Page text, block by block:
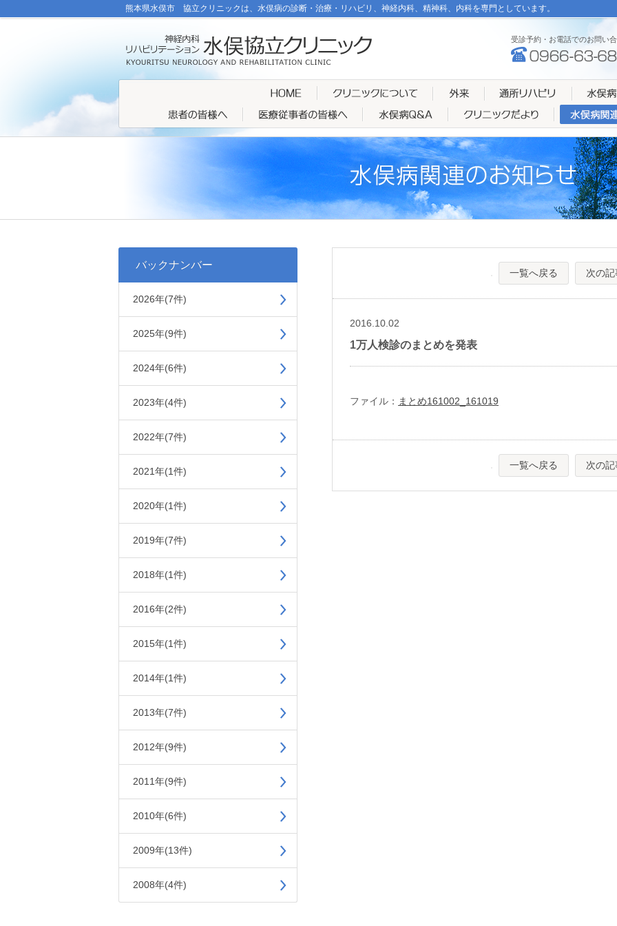
熊本県水俣市 協立クリニックは、水俣病の診断・治療・リハビリ、神経内科、精神科、内科を専門としています。
受診予約・お電話でのお問い
バックナンバー
2026年(7件)
2025年(9件)
2024年(6件)
2023年(4件)
2022年(7件)
2021年(1件)
2020年(1件)
2019年(7件)
2018年(1件)
2016年(2件)
2015年(1件)
2014年(1件)
2013年(7件)
2012年(9件)
2011年(9件)
2010年(6件)
2009年(13件)
2008年(4件)
一覧へ戻る 次の記
2016.10.02
1万人検診のまとめを発表
ファイル： まとめ161002_161019
一覧へ戻る 次の記